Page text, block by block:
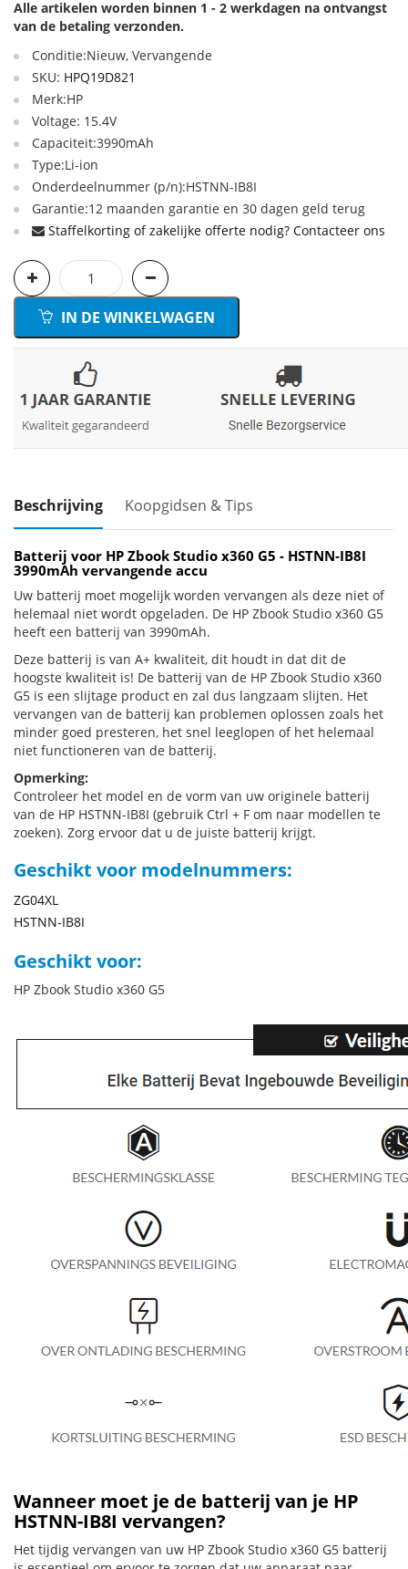
Alle artikelen worden binnen 1 - 2 werkdagen na ontvangst
van de betaling verzonden.
Conditie:Nieuw, Vervangende
SKU: HPQ19D821
Merk:HP
Voltage: 15.4V
Capaciteit:3990mAh
Type:Li-ion
Onderdeelnummer (p/n):HSTNN-IB8I
Garantie:12 maanden garantie en 30 dagen geld terug
Staffelkorting of zakelijke offerte nodig? Contacteer ons
IN DE WINKELWAGEN
Beschrijving Koopgidsen & Tips
Batterij voor HP Zbook Studio x360 G5 - HSTNN-IB8I
3990mAh vervangende accu
Uw batterij moet mogelijk worden vervangen als deze niet of
helemaal niet wordt opgeladen. De HP Zbook Studio x360 G5
heeft een batterij van 3990mAh.
Deze batterij is van A+ kwaliteit, dit houdt in dat dit de
hoogste kwaliteit is! De batterij van de HP Zbook Studio x360
G5 is een slijtage product en zal dus langzaam slijten. Het
vervangen van de batterij kan problemen oplossen zoals het
minder goed presteren, het snel leeglopen of het helemaal
niet functioneren van de batterij.
Opmerking:
Controleer het model en de vorm van uw originele batterij
van de HP HSTNN-IB8I (gebruik Ctrl + F om naar modellen te
zoeken). Zorg ervoor dat u de juiste batterij krijgt.
Geschikt voor modelnummers:
ZG04XL
HSTNN-IB8I
Geschikt voor:
HP Zbook Studio x360 G5
Wanneer moet je de batterij van je HP
HSTNN-IB8I vervangen?
Het tijdig vervangen van uw HP Zbook Studio x360 G5 batterij